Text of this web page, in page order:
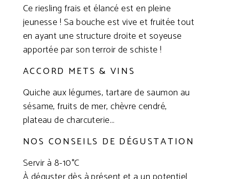
Ce riesling frais et élancé est en pleine
jeunesse ! Sa bouche est vive et fruitée tout
en ayant une structure droite et soyeuse
apportée par son terroir de schiste !
ACCORD METS & VINS
Quiche aux légumes, tartare de saumon au
sésame, fruits de mer, chèvre cendré,
plateau de charcuterie…
NOS CONSEILS DE DÉGUSTATION
Servir à 8-10°C